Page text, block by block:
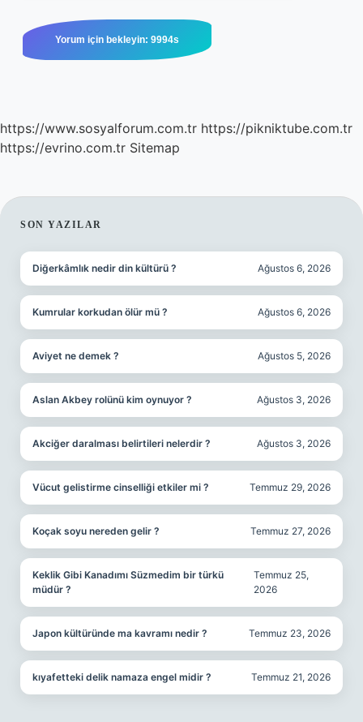
https://www.sosyalforum.com.tr https://pikniktube.com.tr
https://evrino.com.tr Sitemap
SIDEBAR
SON YAZILAR
Diğerkâmlık nedir din kültürü ? Ağustos 6, 2026
Kumrular korkudan ölür mü ? Ağustos 6, 2026
Aviyet ne demek ? Ağustos 5, 2026
Aslan Akbey rolünü kim oynuyor ? Ağustos 3, 2026
Akciğer daralması belirtileri nelerdir ? Ağustos 3, 2026
Vücut gelistirme cinselliği etkiler mi ? Temmuz 29, 2026
Koçak soyu nereden gelir ? Temmuz 27, 2026
Keklik Gibi Kanadımı Süzmedim bir türkü
müdür ?
Temmuz 25,
2026
Japon kültüründe ma kavramı nedir ? Temmuz 23, 2026
kıyafetteki delik namaza engel midir ? Temmuz 21, 2026